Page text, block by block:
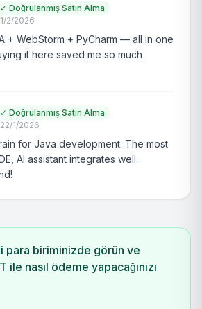
✓ Doğrulanmış Satın Alma
1/2/2026
+ WebStorm + PyCharm — all in one
it here saved me so much
✓ Doğrulanmış Satın Alma
22/1/2026
for Java development. The most
AI assistant integrates well.
para biriminizde görün ve
ile nasıl ödeme yapacağınızı